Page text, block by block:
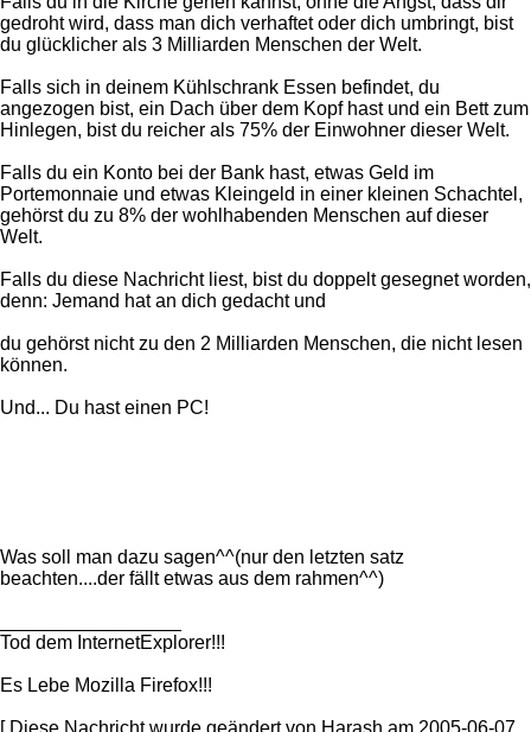
gedroht wird, dass man dich verhaftet oder dich umbringt, bist
du glücklicher als 3 Milliarden Menschen der Welt.
Falls sich in deinem Kühlschrank Essen befindet, du
angezogen bist, ein Dach über dem Kopf hast und ein Bett zum
Hinlegen, bist du reicher als 75% der Einwohner dieser Welt.
Falls du ein Konto bei der Bank hast, etwas Geld im
Portemonnaie und etwas Kleingeld in einer kleinen Schachtel,
gehörst du zu 8% der wohlhabenden Menschen auf dieser
Welt.
Falls du diese Nachricht liest, bist du doppelt gesegnet worden,
denn: Jemand hat an dich gedacht und
du gehörst nicht zu den 2 Milliarden Menschen, die nicht lesen
können.
Und... Du hast einen PC!
Was soll man dazu sagen^^(nur den letzten satz
beachten....der fällt etwas aus dem rahmen^^)
Tod dem InternetExplorer!!!
Es Lebe Mozilla Firefox!!!